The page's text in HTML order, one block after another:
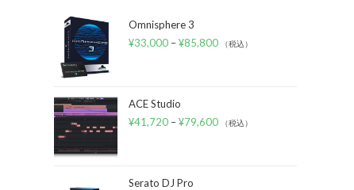
Omnisphere 3
¥33,000 –¥85,800 （税込）
ACE Studio
¥41,720 –¥79,600 （税込）
Serato DJ Pro